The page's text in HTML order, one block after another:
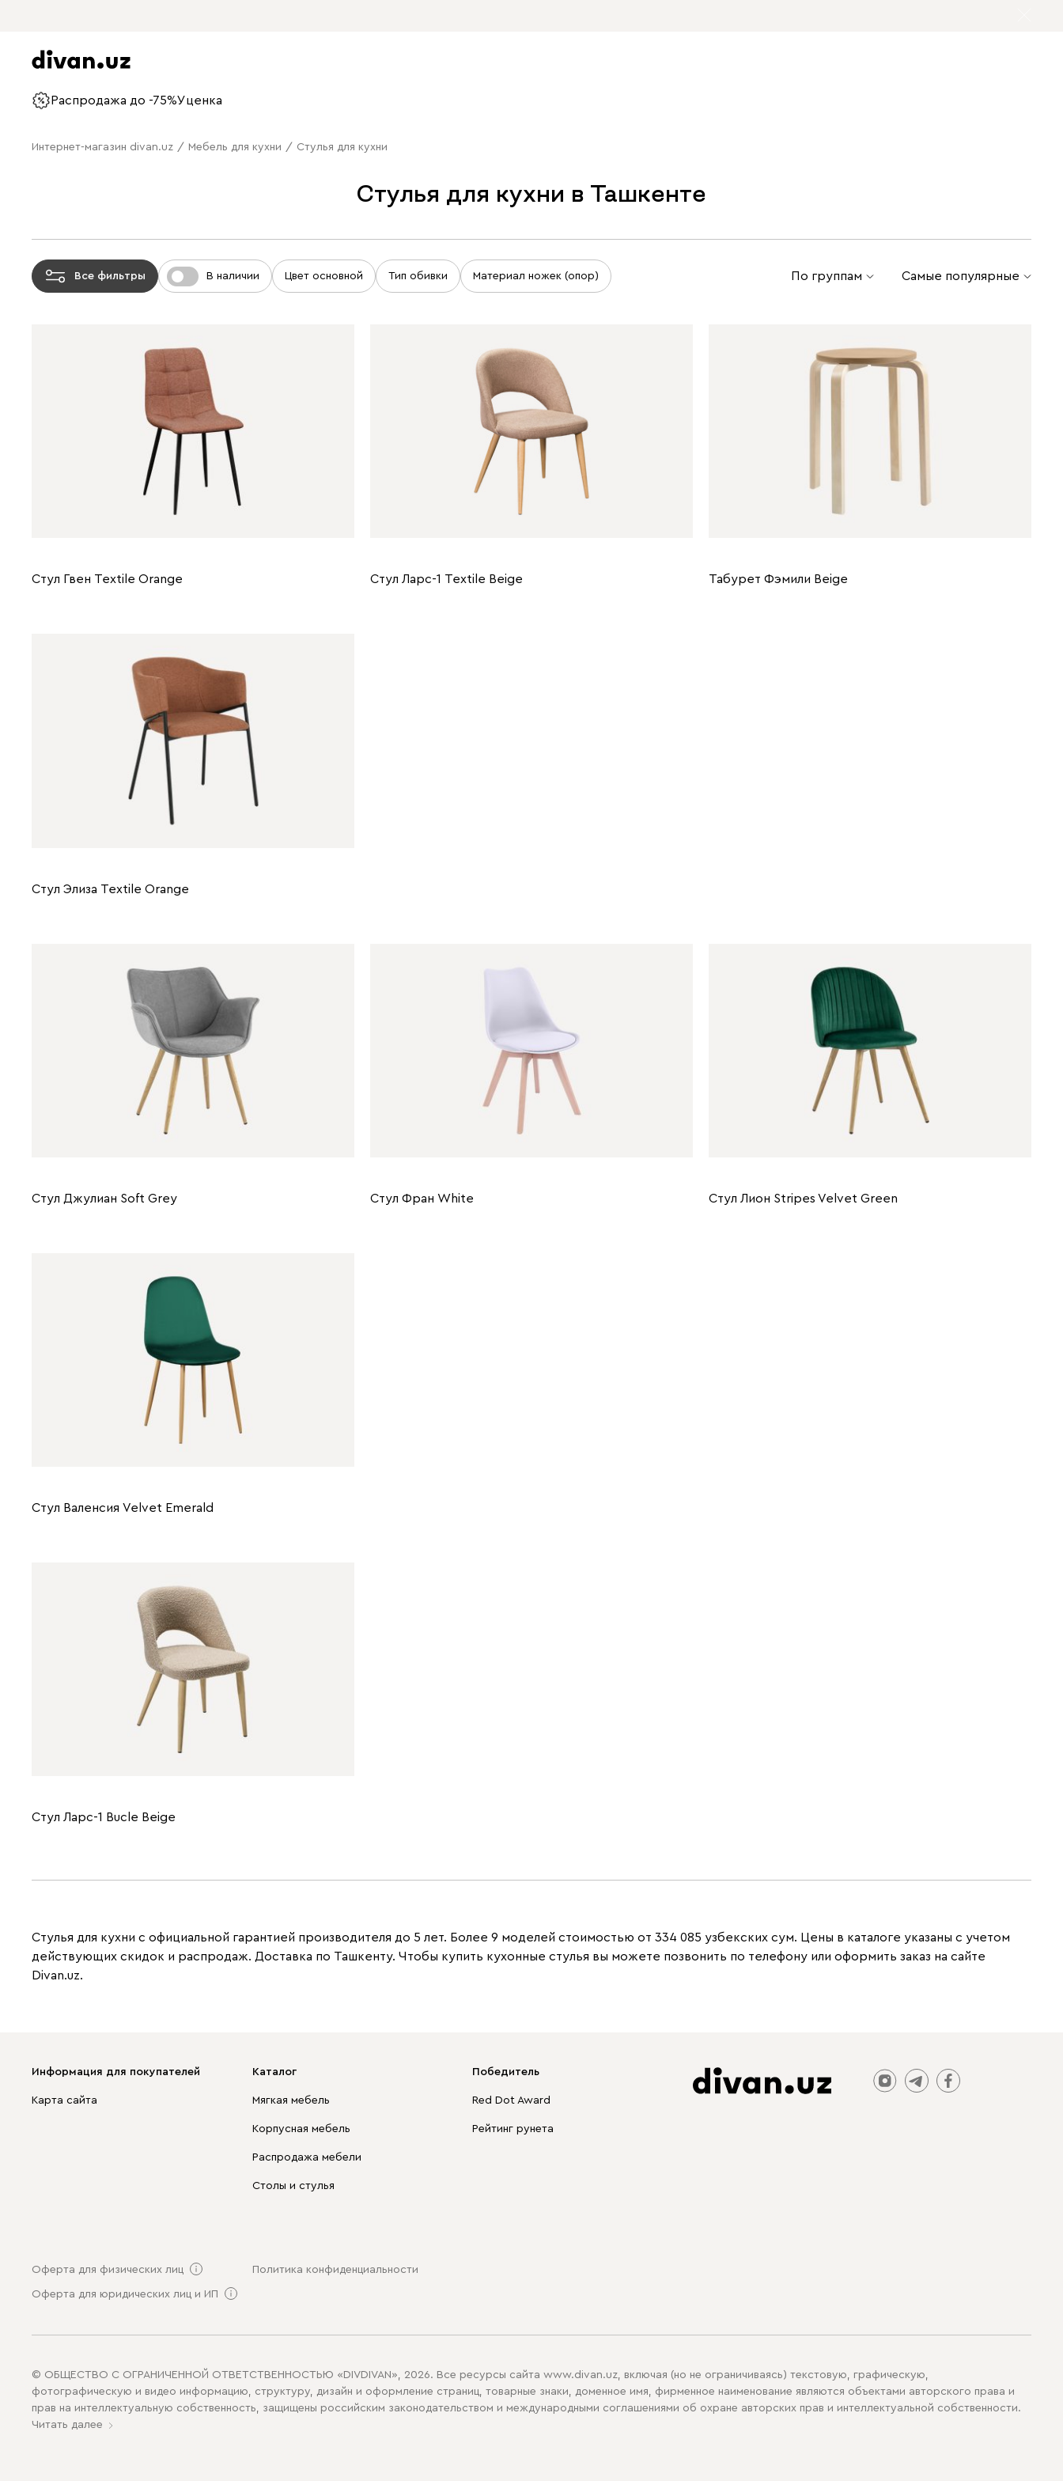
Распродажа до -75%Уценка
Интернет-магазин divan.uz / Мебель для кухни / Стулья для кухни
Стулья для кухни в Ташкенте
Все фильтры В наличии Цвет основной Тип обивки Материал ножек (опор) По группам Самые популярные
Стул Гвен Textile Orange Стул Ларс-1 Textile Beige Табурет Фэмили Beige
Стул Элиза Textile Orange
Стул Джулиан Soft Grey Стул Фран White Стул Лион Stripes Velvet Green
Стул Валенсия Velvet Emerald
Стул Ларс-1 Bucle Beige
Стулья для кухни с официальной гарантией производителя до 5 лет. Более 9 моделей стоимостью от 334 085 узбекских сум. Цены в каталоге указаны с учетом
действующих скидок и распродаж. Доставка по Ташкенту. Чтобы купить кухонные стулья вы можете позвонить по телефону или оформить заказ на сайте
Divan.uz.
Информация для покупателей
Карта сайта
Каталог
Мягкая мебель
Корпусная мебель
Распродажа мебели
Столы и стулья
Победитель
Red Dot Award
Рейтинг рунета
Оферта для физических лиц
Оферта для юридических лиц и ИП
Политика конфиденциальности
© ОБЩЕСТВО С ОГРАНИЧЕННОЙ ОТВЕТСТВЕННОСТЬЮ «DIVDIVAN», 2026. Все ресурсы сайта www.divan.uz, включая (но не ограничиваясь) текстовую, графическую,
фотографическую и видео информацию, структуру, дизайн и оформление страниц, товарные знаки, доменное имя, фирменное наименование являются объектами авторского права и
прав на интеллектуальную собственность, защищены российским законодательством и международными соглашениями об охране авторских прав и интеллектуальной собственности.
Читать далее